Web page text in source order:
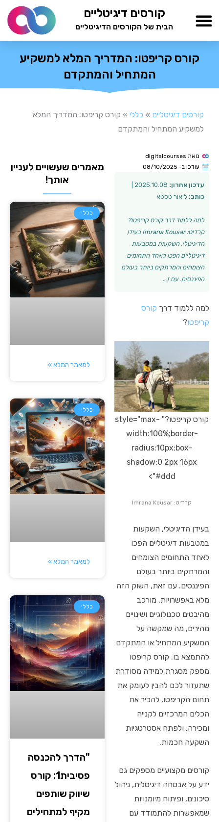
לתוכן
קורסים דיגיטליים
הבית של הקורסים הדיגיטליים
קורס קריפטו: המדריך המלא למשקיע
המתחיל והמתקדם
קורסים דיגיטליים » כללי » קורס קריפטו: המדריך המלא
למשקיע המתחיל והמתקדם
מאת
עודכן ב- 08/10/2025
עדכון אחרון:
כותב: ליאור טסטא
למה ללמוד דרך קורס קריפטו?
קרדיט: Imrana Kousar בעידן
הדיגיטלי, השקעות במטבעות
דיגיטליים הפכו לאחד התחומים
הצומחים והמרתקים ביותר בעולם
הפיננסים. עם ז…
למה ללמוד דרך קורס
קריפטו?
קורס קריפטו?" style="max-
width:100%;border-
radius:10px;box-
shadow:0 2px 16px
#ddd">
קרדיט: Imrana Kousar
בעידן הדיגיטלי, השקעות
במטבעות דיגיטליים הפכו
לאחד התחומים הצומחים
והמרתקים ביותר בעולם
הפיננסים. עם זאת, השוק הזה
מלא באפשרויות, מורכב
מהיבטים טכנולוגיים ושינויים
מהירים, מה שמקשה על
המשקיע המתחיל או המתקדם
להתמצא בו. קורס קריפטו
מספק מסגרת למידה מסודרת
שתעזור לכם להבין לעומק את
תחום הקריפטו, להכיר את
הכלים המרכזיים לקנייה
ומכירה, ולפתח אסטרטגיות
השקעה חכמות.
קורסים מקצועיים מספקים גם
ידע על אבטחה דיגיטלית, ניהול
סיכונים, ופיתוח מיומנויות
שמאפשרות להתמודד עם
מאמרים שעשויים לעניין
אותך!
כללי
למאמר המלא »
כללי
למאמר המלא »
כללי
"הדרך להכנסה
פסיבית1: קורס
שיווק שותפים
מקיף למתחילים